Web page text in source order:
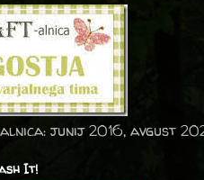
junij 2016, avgust
It!